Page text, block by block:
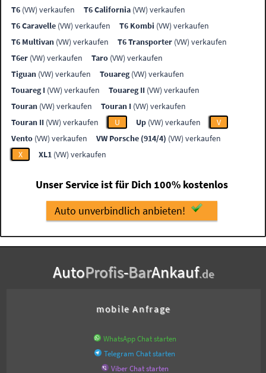
T6 (VW) verkaufen T6 California (VW) verkaufen
T6 Caravelle (VW) verkaufen T6 Kombi (VW) verkaufen
T6 Multivan (VW) verkaufen T6 Transporter (VW) verkaufen
T6er (VW) verkaufen Taro (VW) verkaufen
Tiguan (VW) verkaufen Touareg(VW) verkaufen
Touareg I (VW) verkaufen Touareg II (VW) verkaufen
Touran (VW) verkaufen Touran I (VW) verkaufen
Touran II (VW) verkaufen U Up (VW) verkaufen
V
Vento (VW) verkaufen VW Porsche (914/4) (VW) verkaufen
X
XL1 (VW) verkaufen
Unser Service ist für Dich 100% kostenlos
Auto unverbindlich anbieten!
AutoProfis-BarAnkauf.de
mobile Anfrage
WhatsApp Chat starten
Telegram Chat starten
Viber Chat starten